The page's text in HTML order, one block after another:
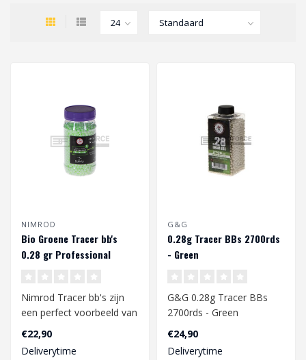
NIMROD
Bio Groene Tracer bb's
0.28 gr Professional
Nimrod Tracer bb's zijn
een perfect voorbeeld van
een goede kwalitatieve
bbs vo..
€22,90
Deliverytime
G&G
0.28g Tracer BBs 2700rds
- Green
G&G 0.28g Tracer BBs
2700rds - Green
€24,90
Deliverytime